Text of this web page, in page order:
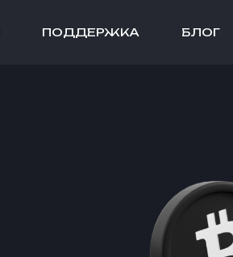
ПОДДЕРЖКА БЛОГ